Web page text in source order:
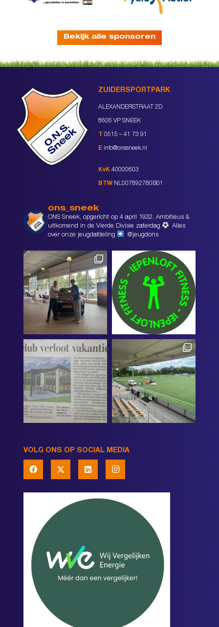
Bekijk alle sponsoren
ZUIDERSPORTPARK
ALEXANDERSTRAAT 2D
8606 VP SNEEK
T 0515 – 41 73 91
E info@onssneek.nl
KvK 40000603
BTW NL007892780B01
ons_sneek
ONS Sneek, opgericht op 4 april 1932. Ambitieus &
uitkomend in de Vierde Divisie zaterdag
Alles
over onze jeugdafdeling
@jeugdons
VOLG ONS OP SOCIAL MEDIA